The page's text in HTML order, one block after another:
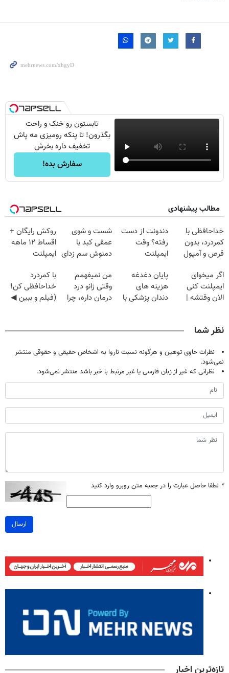
تابستون رو خنک و راحت
بگذرون! تا پنکه رومیزی مه پاش
تخفیف داره بخرش
سفارش بده!
مطالب پیشنهادی
خداحافظی با
کمردرد، بدون
قرص و آمپول
دندونت از دست
رفته؟ وقت
ایمپلنت
شست و شوی
عمقی کبد با
دمنوش سم زدای
روکش رایگان +
اقساط ۱۲ ماهه
ایمپلنت
اگر میخوای
ایمپلنت کنی
الان وقتشه |
پایان دغدغه
هزینه های
دندان پزشکی با
من نمیفهمم
وقتی زانو درد
درمان داره، چرا
با کمردرد
خداحافظی کن!
(فیلم و ببین ◀
نظر شما
نظرات حاوی توهین و هرگونه نسبت ناروا به اشخاص حقیقی و حقوقی منتشر
نمی‌شود.
نظراتی که غیر از زبان فارسی یا غیر مرتبط با خبر باشد منتشر نمی‌شود.
* لطفا حاصل عبارت را در جعبه متن روبرو وارد کنید
ارسال
تازه‌ترین اخبار